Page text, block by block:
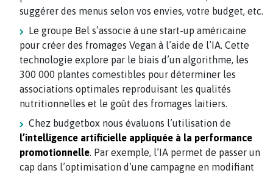
suggérer des menus selon vos envies, votre budget, etc.
Le groupe Bel s’associe à une start-up américaine
pour créer des fromages Vegan à l’aide de l’IA. Cette
technologie explore par le biais d’un algorithme, les
300 000 plantes comestibles pour déterminer les
associations optimales reproduisant les qualités
nutritionnelles et le goût des fromages laitiers.
Chez budgetbox nous évaluons l’utilisation de
l’intelligence artificielle appliquée à la performance
promotionnelle. Par exemple, l’IA permet de passer un
cap dans l’optimisation d’une campagne en modifiant